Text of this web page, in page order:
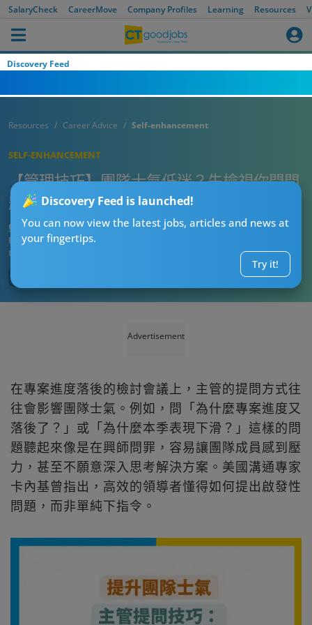
SalaryCheck CareerMove Company Profiles Learning Resources
Discovery Feed
Discovery Feed is launched!
You can now view the latest jobs, articles and news at
your fingertips.
Try it!
Resources Career Advice Self-enhancement
SELF-ENHANCEMENT
【管理技巧】團隊士氣低迷？先檢視你問問
題嘅方式！主管必學的5大高情商提問技巧
CTgoodjobs’ Editor
Published:2026-04-29 21:15
Updated:
Advertisement
在專案進度落後的檢討會議上，主管的提問方式往
往會影響團隊士氣。例如，問「為什麼專案進度又
落後了？」或「為什麼本季表現下滑？」這樣的問
題聽起來像是在興師問罪，容易讓團隊成員感到壓
力，甚至不願意深入思考解決方案。美國溝通專家
卡內基曾指出，高效的領導者懂得如何提出啟發性
問題，而非單純下指令。